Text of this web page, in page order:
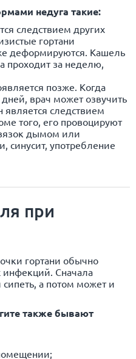
недуга такие:
следствием других
гортани
деформируются. Кашель
проходит за неделю,
позже. Когда
врач может озвучить
следствием
того, его провоцируют
дымом или
синусит, употребление
при
гортани обычно
инфекций. Сначала
а потом может и
также бывают